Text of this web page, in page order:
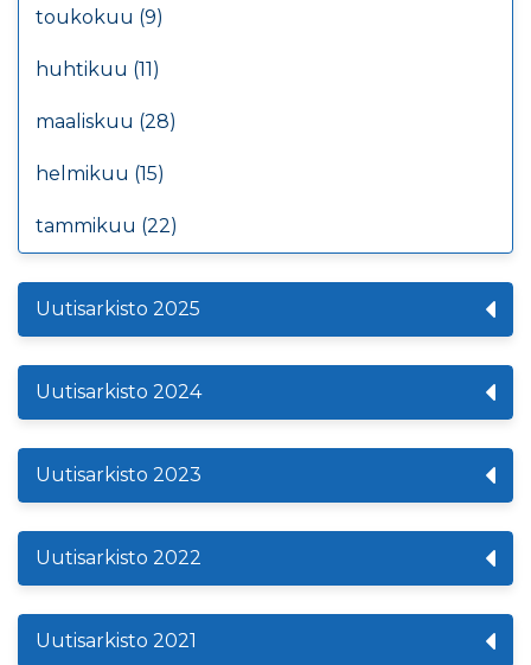
toukokuu (9)
huhtikuu (11)
maaliskuu (28)
helmikuu (15)
tammikuu (22)
Uutisarkisto 2025
Uutisarkisto 2024
Uutisarkisto 2023
Uutisarkisto 2022
Uutisarkisto 2021